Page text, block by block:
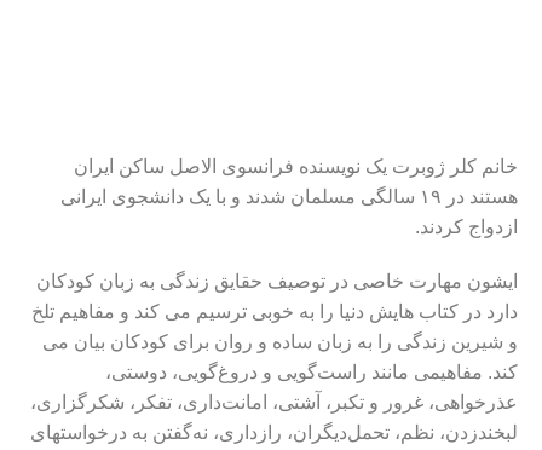
خانم کلر ژوبرت یک نویسنده فرانسوی الاصل ساکن ایران
هستند در ۱۹ سالگی مسلمان شدند و با یک دانشجوی ایرانی
ازدواج کردند.
ایشون مهارت خاصی در توصیف حقایق زندگی به زبان کودکان
دارد در کتاب هایش دنیا را به خوبی ترسیم می کند و مفاهیم تلخ
و شیرین زندگی را به زبان ساده و روان برای کودکان بیان می
کند. مفاهیمی مانند راست‌گویی و دروغ‌گویی، دوستی،
عذرخواهی، غرور و تکبر، آشتی، امانت‌داری، تفکر، شکرگزاری،
لبخندزدن، نظم، تحمل‌دیگران، رازداری، نه‌گفتن به درخواستهای